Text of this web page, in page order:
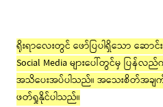
ရိုးရာလေးတွင် ဖော်ပြပါရှိသော ဆောင်
Social Media များပေါ်တွင်မှ ပြန်လ
အသိပေးအပ်ပါသည်။ အသေးစိတ်အခ
ဖတ်ရှုနိုင်ပါသည်။